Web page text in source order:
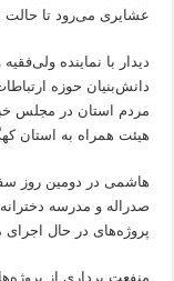
عشایری می‌رود تا حالت
دیدار با نماینده
دانش‌بنیان حوزه
مردم استان در مجلس
هیئت همراه به استان
هاشمی در دومین روز
صدراله و مدرسه
پروژه‌های در حال
منفعت برداری از